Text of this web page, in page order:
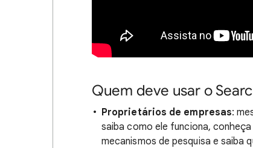
Quem deve usar o
Proprietários de empresas:
saiba como ele funciona,
mecanismos de pesquisa e saiba